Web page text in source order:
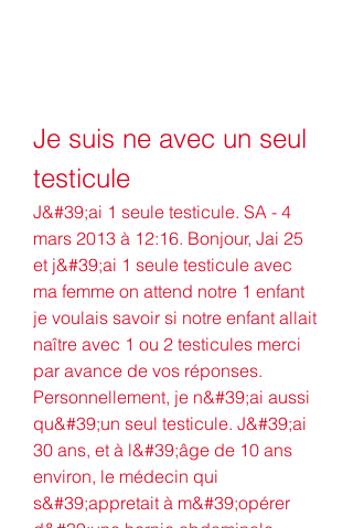
Je suis ne avec un seul
testicule
J&#39;ai 1 seule testicule. SA - 4
mars 2013 à 12:16. Bonjour, Jai 25
et j&#39;ai 1 seule testicule avec
ma femme on attend notre 1 enfant
je voulais savoir si notre enfant allait
naître avec 1 ou 2 testicules merci
par avance de vos réponses.
Personnellement, je n&#39;ai aussi
qu&#39;un seul testicule. J&#39;ai
30 ans, et à l&#39;âge de 10 ans
environ, le médecin qui
s&#39;appretait à m&#39;opérer